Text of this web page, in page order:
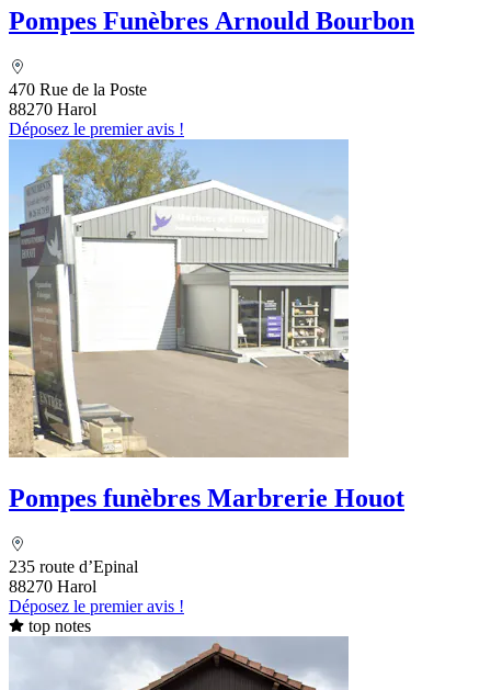
Pompes Funèbres Arnould Bourbon
470 Rue de la Poste
88270 Harol
Déposez le premier avis !
Pompes funèbres Marbrerie Houot
235 route d’Epinal
88270 Harol
Déposez le premier avis !
top notes